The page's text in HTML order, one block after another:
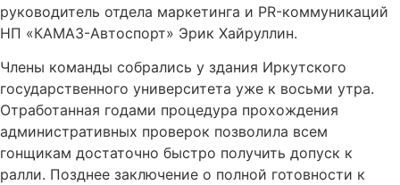
руководитель отдела маркетинга и PR-коммуникаций
НП «КАМАЗ-Автоспорт» Эрик Хайруллин.
Члены команды собрались у здания Иркутского
государственного университета уже к восьми утра.
Отработанная годами процедура прохождения
административных проверок позволила всем
гонщикам достаточно быстро получить допуск к
ралли. Позднее заключение о полной готовности к